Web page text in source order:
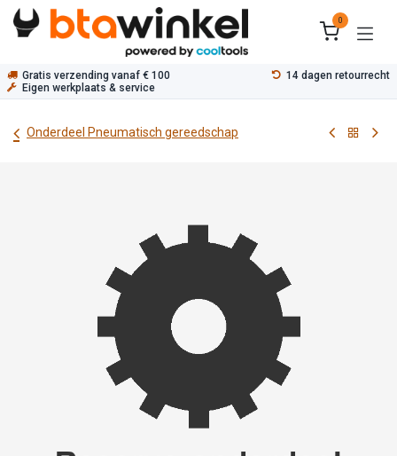
Overslaan naar inhoud
0
Gratis verzending vanaf € 100
14 dagen retourrecht
Eigen werkplaats & service
Onderdeel Pneumatisch gereedschap